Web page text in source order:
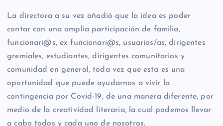
La directora a su vez añadió que la idea es poder
contar con una amplia participación de familia,
funcionari@s, ex funcionari@s, usuarios/as, dirigentes
gremiales, estudiantes, dirigentes comunitarios y
comunidad en general, toda vez que esta es una
oportunidad que puede ayudarnos a vivir la
contingencia por Covid-19, de una manera diferente, por
medio de la creatividad literaria, la cual podemos llevar
a cabo todos y cada uno de nosotros.